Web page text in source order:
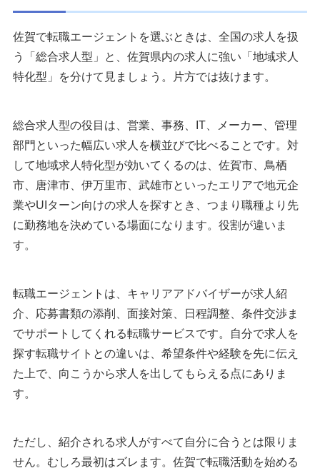
佐賀で転職エージェントを選ぶときは、全国の求人を扱
う「総合求人型」と、佐賀県内の求人に強い「地域求人
特化型」を分けて見ましょう。片方では抜けます。
総合求人型の役目は、営業、事務、IT、メーカー、管理
部門といった幅広い求人を横並びで比べることです。対
して地域求人特化型が効いてくるのは、佐賀市、鳥栖
市、唐津市、伊万里市、武雄市といったエリアで地元企
業やUIターン向けの求人を探すとき、つまり職種より先
に勤務地を決めている場面になります。役割が違いま
す。
転職エージェントは、キャリアアドバイザーが求人紹
介、応募書類の添削、面接対策、日程調整、条件交渉ま
でサポートしてくれる転職サービスです。自分で求人を
探す転職サイトとの違いは、希望条件や経験を先に伝え
た上で、向こうから求人を出してもらえる点にありま
す。
ただし、紹介される求人がすべて自分に合うとは限りま
せん。むしろ最初はズレます。佐賀で転職活動を始める